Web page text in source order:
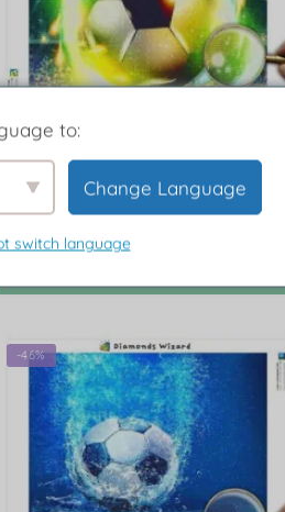
Diamond Painting Grønn fotball
-46%
to:
Change Language
switch language